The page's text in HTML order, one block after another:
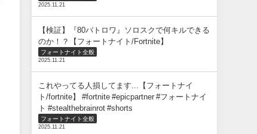
2025.11.21
【検証】『80バトロワ』ソロスクで何キルできる
のか！？【フォートナイト/Fortnite】
フォートナイト全般
2025.11.21
これやってる人損してます...【フォートナイ
ト/fortnite】 #fortnite #epicpartner #フォートナイ
ト #stealthebrainrot #shorts
フォートナイト全般
2025.11.21